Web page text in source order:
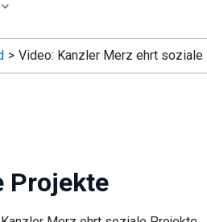
Video: Kanzler Merz ehrt soziale
Projekte